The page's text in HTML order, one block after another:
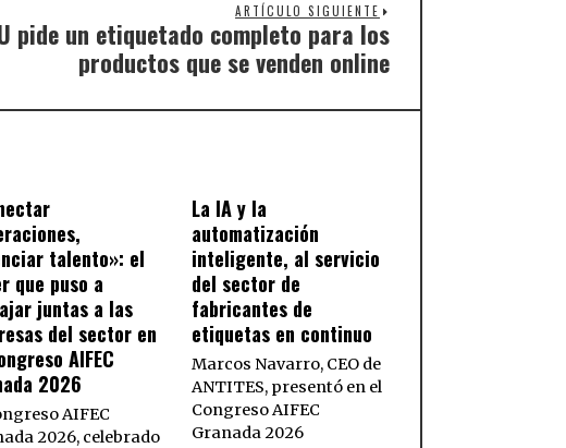
ARTÍCULO SIGUIENTE
pide un etiquetado completo para los
productos que se venden online
talento»: el
que puso a
juntas a las
del sector en
AIFEC
2026
AIFEC
2026, celebrado
La IA y la
automatización
inteligente, al servicio
del sector de
fabricantes de
etiquetas en continuo
Marcos Navarro, CEO de
ANTITES, presentó en el
Congreso AIFEC
Granada 2026